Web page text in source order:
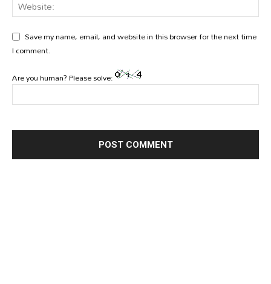
Save my name, email, and website in this browser for the next time
I comment.
Are you human? Please solve: